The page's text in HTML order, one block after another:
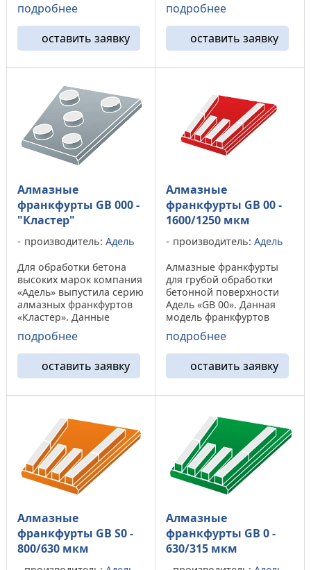
245" и "CO 327Ф" .
Франкурты «Коготь»
обладают высоким
ресурсом и способны
снять до 1,5 (мм) за один
подробнее
оставить заявку
полимерных или
эпоксидных
поверхностей, а на
бетонах высокой марки
подробнее
оставить заявку
Алмазные
франкфурты GB 000 -
"Кластер"
производитель: Адель
Для обработки бетона
высоких марок компания
«Адель» выпустила серию
алмазных франкфуртов
«Кластер». Данные
франкфурты способны
обработать
сверхпрочные бетоны, в
добавок могут снимать
небольшие полимерные
покрытия глубиной не ...
подробнее
оставить заявку
Алмазные
франкфурты GB 00 -
1600/1250 мкм
производитель: Адель
Алмазные франкфурты
для грубой обработки
бетонной поверхности
Адель «GB 00». Данная
модель франкфуртов
подходит для обработки
твердых марок бетона, а
на марках бетона «м100-
м250» показывает
повышенный износ
алмазного ...
подробнее
оставить заявку
Алмазные
франкфурты GB S0 -
800/630 мкм
Алмазные
франкфурты GB 0 -
630/315 мкм